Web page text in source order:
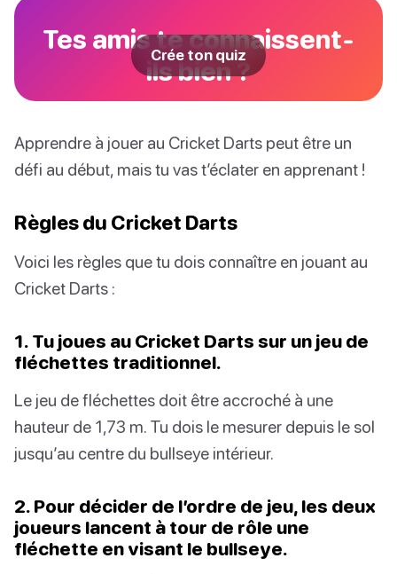
Tes amis te connaissent-
ils bien ?
Crée ton quiz
Apprendre à jouer au Cricket Darts peut être un
défi au début, mais tu vas t’éclater en apprenant !
Règles du Cricket Darts
Voici les règles que tu dois connaître en jouant au
Cricket Darts :
1. Tu joues au Cricket Darts sur un jeu de
fléchettes traditionnel.
Le jeu de fléchettes doit être accroché à une
hauteur de 1,73 m. Tu dois le mesurer depuis le sol
jusqu’au centre du bullseye intérieur.
2. Pour décider de l’ordre de jeu, les deux
joueurs lancent à tour de rôle une
fléchette en visant le bullseye.